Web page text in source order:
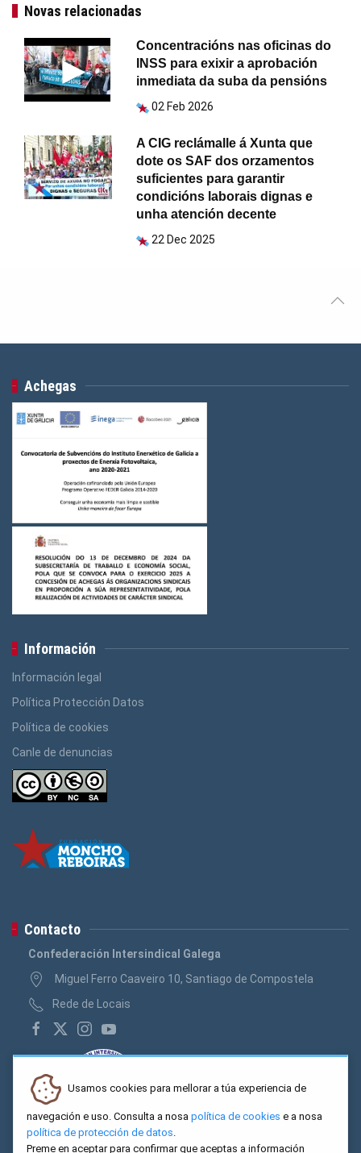
Novas relacionadas
Concentracións nas oficinas do
INSS para exixir a aprobación
inmediata da suba da pensións
02 Feb 2026
A CIG reclámalle á Xunta que
dote os SAF dos orzamentos
suficientes para garantir
condicións laborais dignas e
unha atención decente
22 Dec 2025
Achegas
Información
Información legal
Política Protección Datos
Política de cookies
Canle de denuncias
Contacto
Confederación Intersindical Galega
Miguel Ferro Caaveiro 10, Santiago de Compostela
Rede de Locais
Usamos cookies para mellorar a túa experiencia de
navegación e uso. Consulta a nosa política de cookies e a nosa
política de protección de datos.
Preme en aceptar para confirmar que aceptas a información